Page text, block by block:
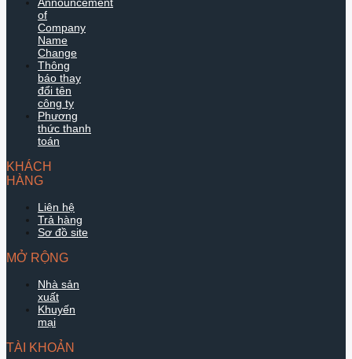
of
Company
Name
Change
Thông
báo thay
đổi tên
công ty
Phương
thức thanh
toán
KHÁCH
HÀNG
Liên hệ
Trả hàng
Sơ đồ site
MỞ RỘNG
Nhà sản
xuất
Khuyến
mại
TÀI KHOẢN